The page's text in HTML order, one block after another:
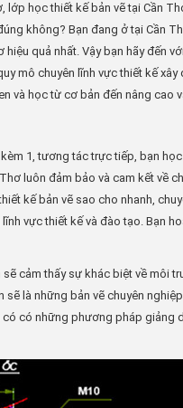
học thiết kế bản vẽ tại Cần
không? Bạn đang ở tại Cần
quả nhất. Vậy bạn hãy đến
mô chuyên lĩnh vực thiết kế
và học từ cơ bản đến nâng cao
1, tương tác trực tiếp, bạn
luôn đảm bảo và cam kết về
kế bản vẽ sao cho nhanh,
vực thiết kế và đào tạo. Bạn
cảm thấy sự khác biệt về môi
là những bản vẽ chuyên
có những phương pháp giảng